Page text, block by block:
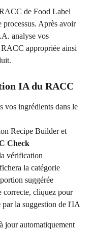
de Food Label
Après avoir
analyse vos
appropriée ainsi
IA du RACC
vos ingrédients dans le
Recipe Builder et
Check
vérification
la catégorie
suggérée
correcte, cliquez pour
par la suggestion de l'IA
jour automatiquement